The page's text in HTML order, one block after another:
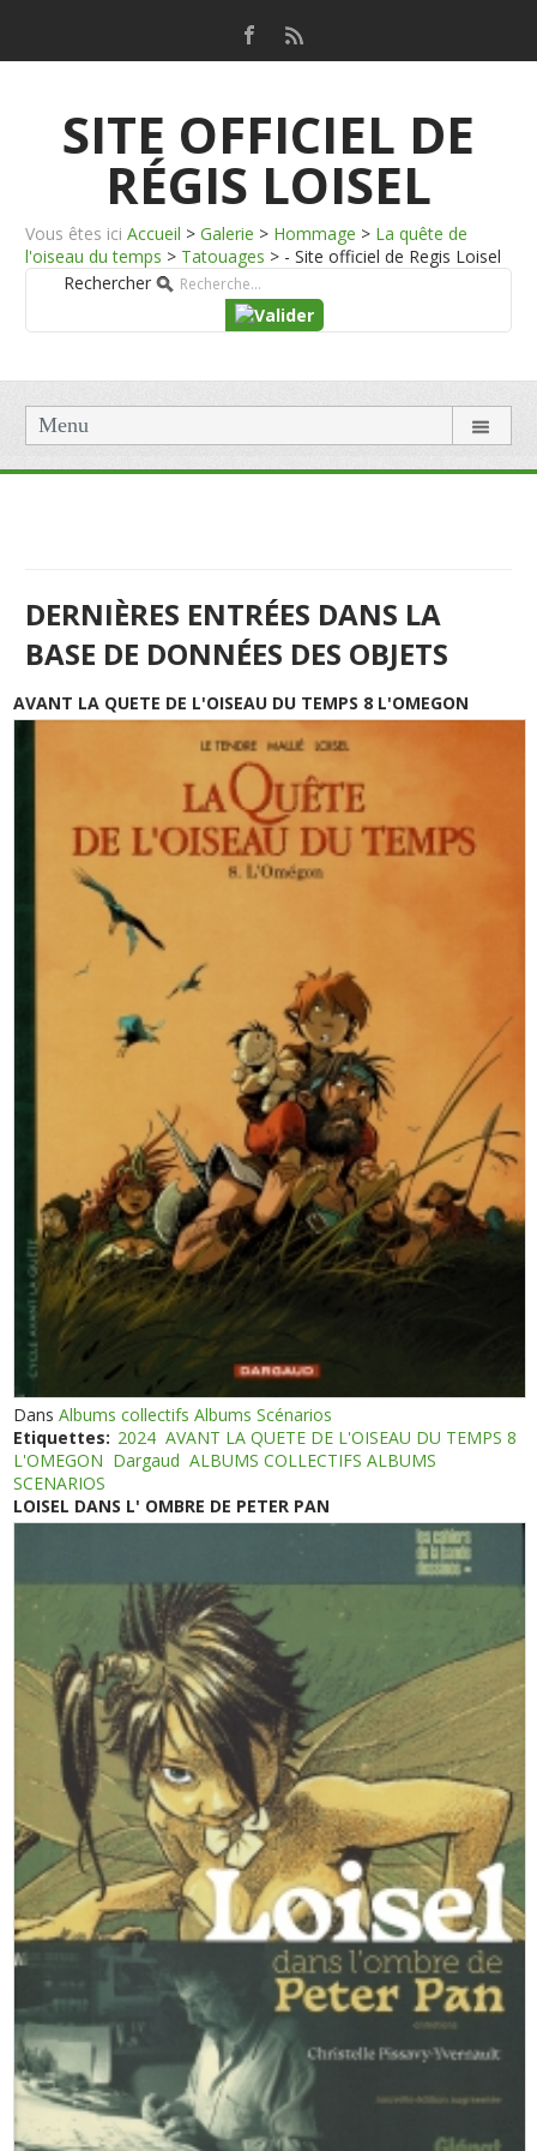
SITE OFFICIEL DE
RÉGIS LOISEL
Vous êtes ici Accueil > Galerie > Hommage > La quête de
l'oiseau du temps > Tatouages > - Site officiel de Regis Loisel
Rechercher
Menu
DERNIÈRES ENTRÉES DANS LA
BASE DE DONNÉES DES OBJETS
AVANT LA QUETE DE L'OISEAU DU TEMPS 8 L'OMEGON
DansAlbums collectifs Albums Scénarios
Etiquettes: 2024 AVANT LA QUETE DE L'OISEAU DU TEMPS 8
L'OMEGON Dargaud ALBUMS COLLECTIFS ALBUMS
SCENARIOS
LOISEL DANS L' OMBRE DE PETER PAN